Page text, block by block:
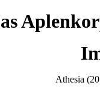
Athesia